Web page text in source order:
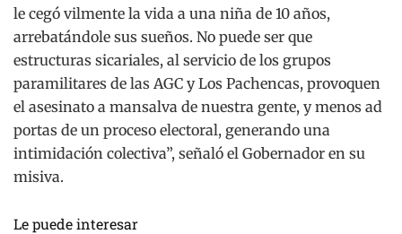
le cegó vilmente la vida a una niña de 10 años,
arrebatándole sus sueños. No puede ser que
estructuras sicariales, al servicio de los grupos
paramilitares de las AGC y Los Pachencas, provoquen
el asesinato a mansalva de nuestra gente, y menos ad
portas de un proceso electoral, generando una
intimidación colectiva”, señaló el Gobernador en su
misiva.
Le puede interesar